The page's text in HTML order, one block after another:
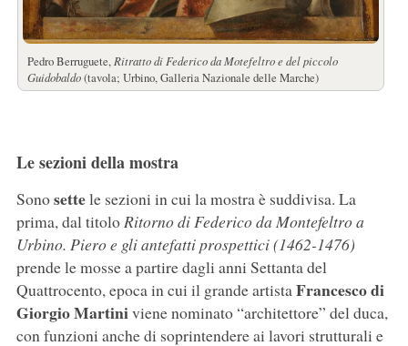
Pedro Berruguete,Ritratto di Federico da Motefeltro e del piccolo
Guidobaldo(tavola; Urbino, Galleria Nazionale delle Marche)
Le sezioni della mostra
Sonosettele sezioni in cui la mostra è suddivisa. La
prima, dal titoloRitorno di Federico da Montefeltro a
Urbino. Piero e gli antefatti prospettici (1462-1476)
prende le mosse a partire dagli anni Settanta del
Quattrocento, epoca in cui il grande artistaFrancesco di
Giorgio Martiniviene nominato “architettore” del duca,
con funzioni anche di soprintendere ai lavori strutturali e